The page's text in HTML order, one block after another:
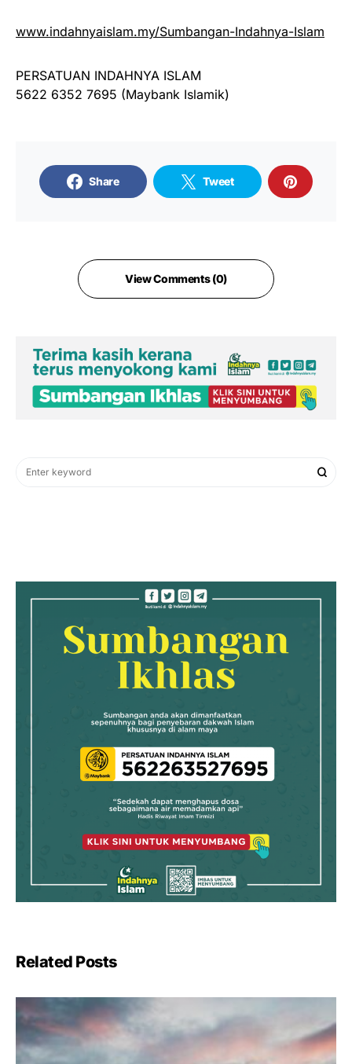
www.indahnyaislam.my/Sumbangan-Indahnya-Islam
PERSATUAN INDAHNYA ISLAM
5622 6352 7695 (Maybank Islamik)
Share Tweet
View Comments (0)
Related Posts